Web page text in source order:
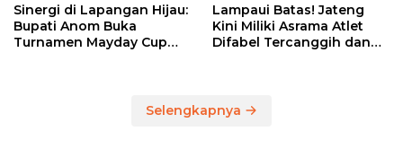
Sinergi di Lapangan Hijau:
Bupati Anom Buka
Turnamen Mayday Cup
Lampaui Batas! Jateng
Kini Miliki Asrama Atlet
Difabel Tercanggih dan
Selengkapnya